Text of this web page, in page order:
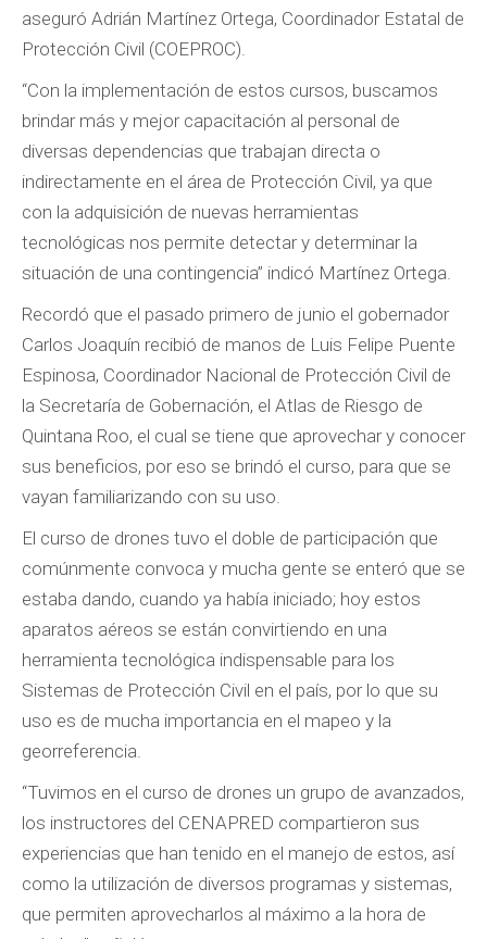
aseguró Adrián Martínez Ortega, Coordinador Estatal de
Protección Civil (COEPROC).
“Con la implementación de estos cursos, buscamos
brindar más y mejor capacitación al personal de
diversas dependencias que trabajan directa o
indirectamente en el área de Protección Civil, ya que
con la adquisición de nuevas herramientas
tecnológicas nos permite detectar y determinar la
situación de una contingencia” indicó Martínez Ortega.
Recordó que el pasado primero de junio el gobernador
Carlos Joaquín recibió de manos de Luis Felipe Puente
Espinosa, Coordinador Nacional de Protección Civil de
la Secretaría de Gobernación, el Atlas de Riesgo de
Quintana Roo, el cual se tiene que aprovechar y conocer
sus beneficios, por eso se brindó el curso, para que se
vayan familiarizando con su uso.
El curso de drones tuvo el doble de participación que
comúnmente convoca y mucha gente se enteró que se
estaba dando, cuando ya había iniciado; hoy estos
aparatos aéreos se están convirtiendo en una
herramienta tecnológica indispensable para los
Sistemas de Protección Civil en el país, por lo que su
uso es de mucha importancia en el mapeo y la
georreferencia.
“Tuvimos en el curso de drones un grupo de avanzados,
los instructores del CENAPRED compartieron sus
experiencias que han tenido en el manejo de estos, así
como la utilización de diversos programas y sistemas,
que permiten aprovecharlos al máximo a la hora de